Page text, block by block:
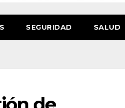
SEGURIDAD SALUD